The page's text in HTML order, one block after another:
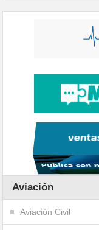
Aviación
Aviación Civil